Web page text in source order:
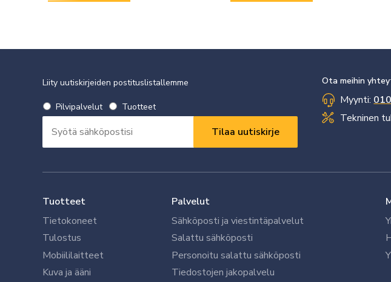
Liity uutiskirjeiden postituslistallemme
Valitse
uutiskirje
*
Vaaditaan
Pilvipalvelut Tuotteet
*
Vaaditaan
Ota meihin
Myynti:
Tekninen
Tuotteet
Tietokoneet
Tulostus
Mobiililaitteet
Kuva ja ääni
Palvelut
Sähköposti ja viestintäpalvelut
Salattu sähköposti
Personoitu salattu sähköposti
Tiedostojen jakopalvelu